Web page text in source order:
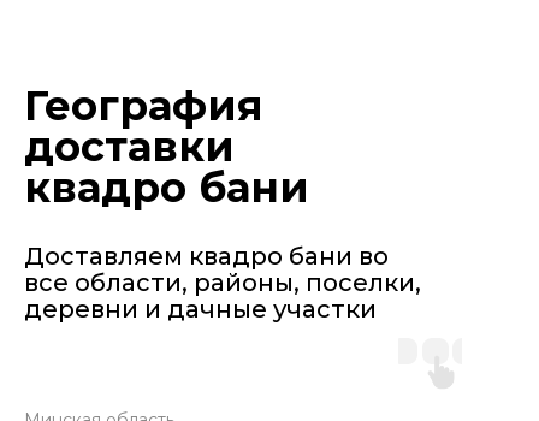
География
доставки
квадро бани
Доставляем квадро бани во
все области, районы, поселки,
деревни и дачные участки